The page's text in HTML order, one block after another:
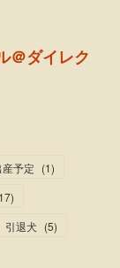
＠ダイレク
予定 (1)
17)
引退犬 (5)